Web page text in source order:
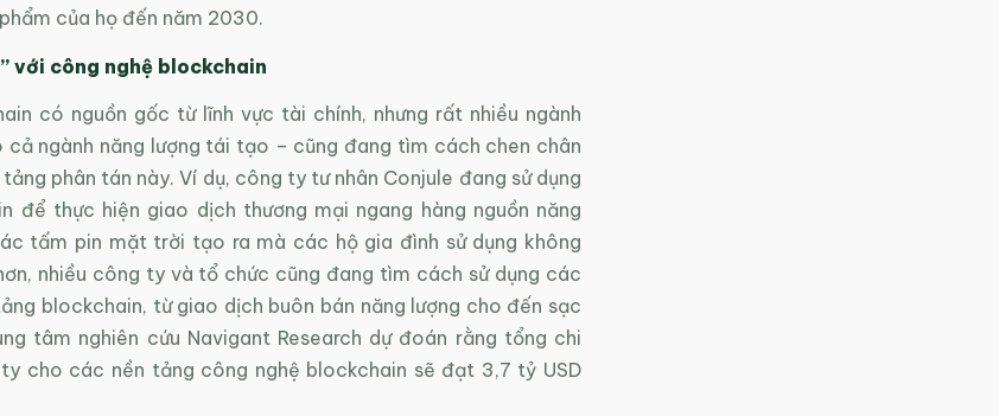
của họ đến năm 2030.
với công nghệ blockchain
có nguồn gốc từ lĩnh vực tài chính, nhưng rất nhiều ngành
ngành năng lượng tái tạo – cũng đang tìm cách chen chân
phân tán này. Ví dụ, công ty tư nhân Conjule đang sử dụng
để thực hiện giao dịch thương mại ngang hàng nguồn năng
tấm pin mặt trời tạo ra mà các hộ gia đình sử dụng không
nhiều công ty và tổ chức cũng đang tìm cách sử dụng các
blockchain, từ giao dịch buôn bán năng lượng cho đến sạc
tâm nghiên cứu Navigant Research dự đoán rằng tổng chi
cho các nền tảng công nghệ blockchain sẽ đạt 3,7 tỷ USD